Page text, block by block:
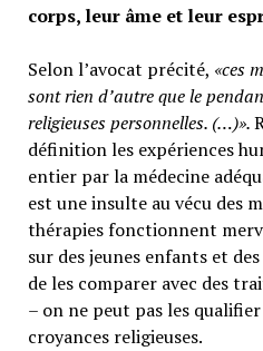
corps, leur âme et leur
Selon l’avocat précité, «ces
sont rien d’autre que le
religieuses personnelles. (…)».
définition les expériences
entier par la médecine
est une insulte au vécu des
thérapies fonctionnent
sur des jeunes enfants et
de les comparer avec des
– on ne peut pas les
croyances religieuses.